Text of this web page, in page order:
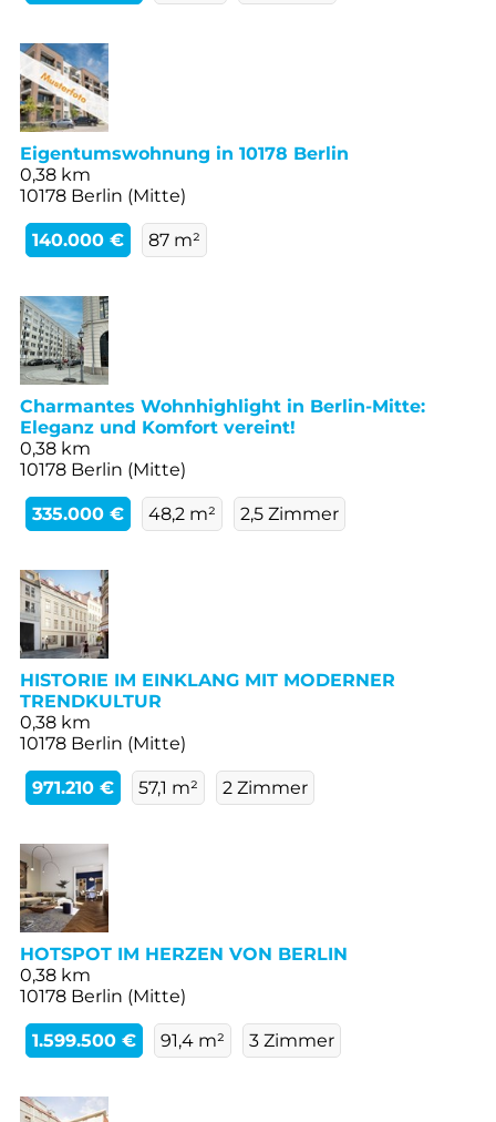
Eigentumswohnung in 10178 Berlin
0,38 km
10178 Berlin (Mitte)
140.000 € 87 m²
Charmantes Wohnhighlight in Berlin-Mitte:
Eleganz und Komfort vereint!
0,38 km
10178 Berlin (Mitte)
335.000 € 48,2 m² 2,5 Zimmer
HISTORIE IM EINKLANG MIT MODERNER
TRENDKULTUR
0,38 km
10178 Berlin (Mitte)
971.210 € 57,1 m² 2 Zimmer
HOTSPOT IM HERZEN VON BERLIN
0,38 km
10178 Berlin (Mitte)
1.599.500 € 91,4 m² 3 Zimmer